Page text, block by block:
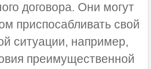
договора. Они могут
приспосабливать свой
ситуации, например,
преимущественной